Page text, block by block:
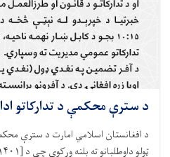
د سترې محکمې د تدارکاتو
د افغانستان اسلامي امارت د سترې
ټولوداوطلبانوته بلنهورکويچې د [۱۴۰۱